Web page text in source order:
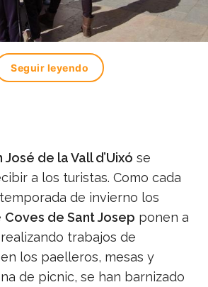
Seguir leyendo
José de la Vall d’Uixó se
a los turistas. Como cada
de invierno los
Coves de Sant Josep ponen a
trabajos de
los paelleros, mesas y
de picnic, se han barnizado